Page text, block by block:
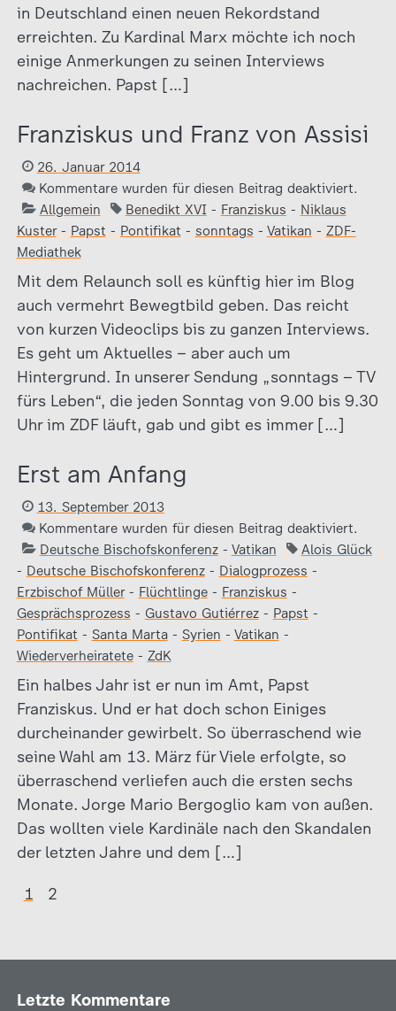
in Deutschland einen neuen Rekordstand
erreichten. Zu Kardinal Marx möchte ich noch
einige Anmerkungen zu seinen Interviews
nachreichen. Papst […]
Franziskus und Franz von Assisi
26. Januar 2014
Kommentare wurden für diesen Beitrag deaktiviert.
Allgemein
Benedikt XVI - Franziskus - Niklaus
Kuster- Papst - Pontifikat - sonntags - Vatikan - ZDF-
Mediathek
Mit dem Relaunch soll es künftig hier im Blog
auch vermehrt Bewegtbild geben. Das reicht
von kurzen Videoclips bis zu ganzen Interviews.
Es geht um Aktuelles – aber auch um
Hintergrund. In unserer Sendung „sonntags – TV
fürs Leben“, die jeden Sonntag von 9.00 bis 9.30
Uhr im ZDF läuft, gab und gibt es immer […]
Erst am Anfang
13. September 2013
Kommentare wurden für diesen Beitrag deaktiviert.
Deutsche Bischofskonferenz- Vatikan
Alois Glück
- Deutsche Bischofskonferenz- Dialogprozess -
Erzbischof Müller- Flüchtlinge- Franziskus -
Gesprächsprozess - Gustavo Gutiérrez- Papst -
Pontifikat - Santa Marta- Syrien - Vatikan -
Wiederverheiratete- ZdK
Ein halbes Jahr ist er nun im Amt, Papst
Franziskus. Und er hat doch schon Einiges
durcheinander gewirbelt. So überraschend wie
seine Wahl am 13. März für Viele erfolgte, so
überraschend verliefen auch die ersten sechs
Monate. Jorge Mario Bergoglio kam von außen.
Das wollten viele Kardinäle nach den Skandalen
der letzten Jahre und dem […]
1 2
Letzte Kommentare